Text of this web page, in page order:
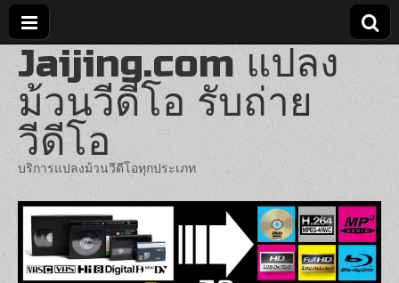
Jaijing.com แปลง
ม้วนวีดีโอ รับถ่าย
วีดีโอ
บริการแปลงม้วนวีดีโอทุกประเภท